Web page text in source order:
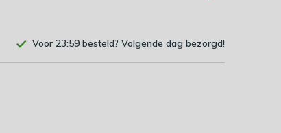
Voor 23:59 besteld? Volgende dag bezorgd!